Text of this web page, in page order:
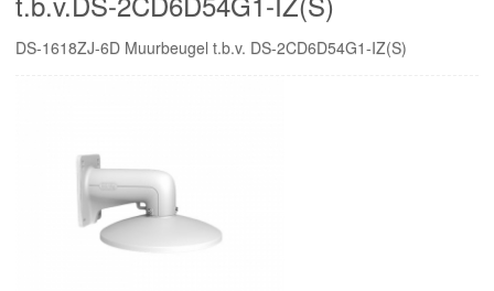
SUPPORT
RMA
CONTACT
INLOGGEN
DS-1618ZJ-6D Muurbeugel t.b.v. DS-2CD6D54G1-IZ(S)